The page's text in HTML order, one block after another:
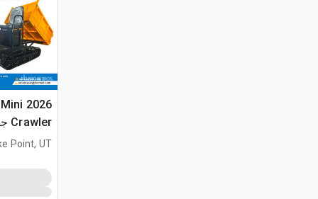
Mini
Crawler جرار نقل (Unused)
Point, UT